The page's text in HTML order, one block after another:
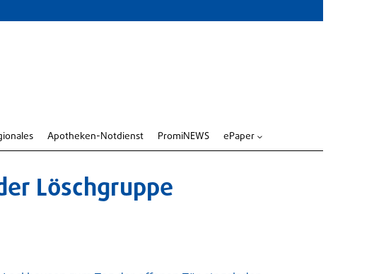
Apotheken-Notdienst PromiNEWS ePaper 3
Löschgruppe